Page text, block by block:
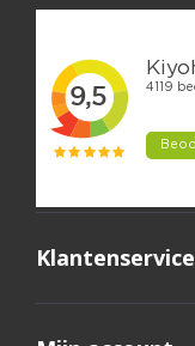
Klantenservice